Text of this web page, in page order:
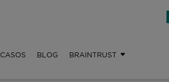
CASOS BLOG BRAINTRUST